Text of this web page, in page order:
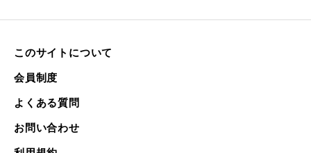
このサイトについて
会員制度
よくある質問
お問い合わせ